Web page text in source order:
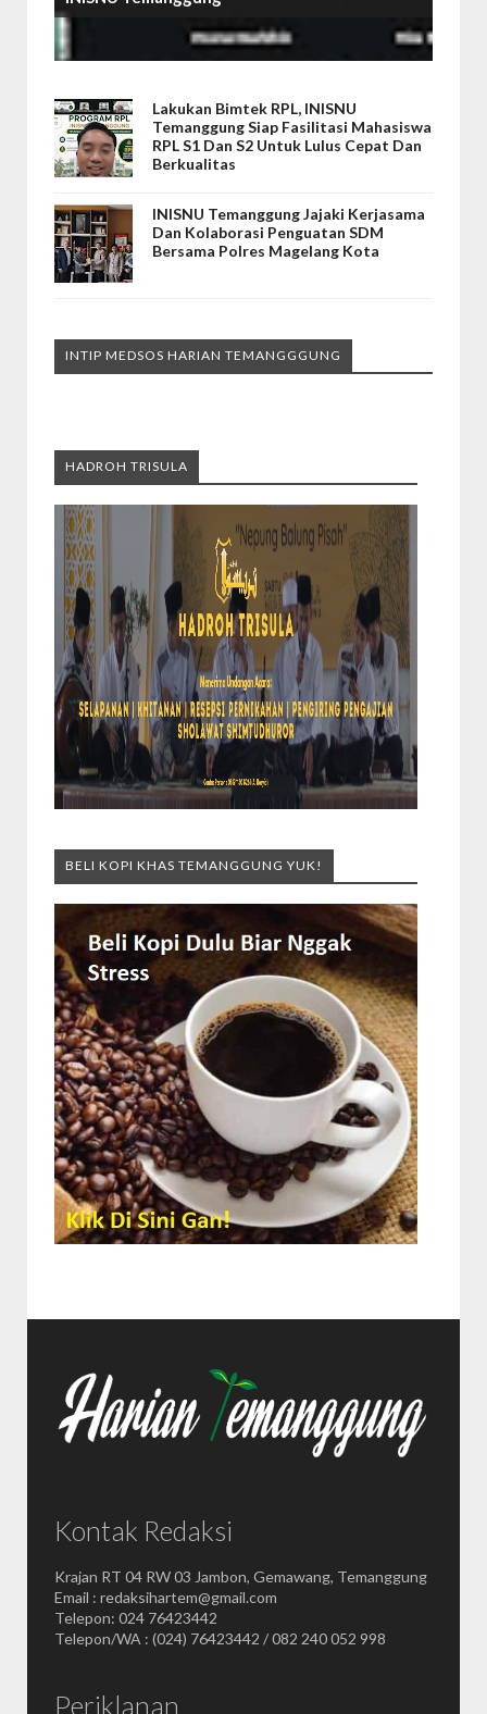
Lakukan Bimtek RPL, INISNU
Temanggung Siap Fasilitasi Mahasiswa
RPL S1 Dan S2 Untuk Lulus Cepat Dan
Berkualitas
INISNU Temanggung Jajaki Kerjasama
Dan Kolaborasi Penguatan SDM
Bersama Polres Magelang Kota
INTIP MEDSOS HARIAN TEMANGGGUNG
HADROH TRISULA
BELI KOPI KHAS TEMANGGUNG YUK!
Kontak Redaksi
Krajan RT 04 RW 03 Jambon, Gemawang, Temanggung
Email : redaksihartem@gmail.com
Telepon: 024 76423442
Telepon/WA : (024) 76423442 / 082 240 052 998
Periklanan